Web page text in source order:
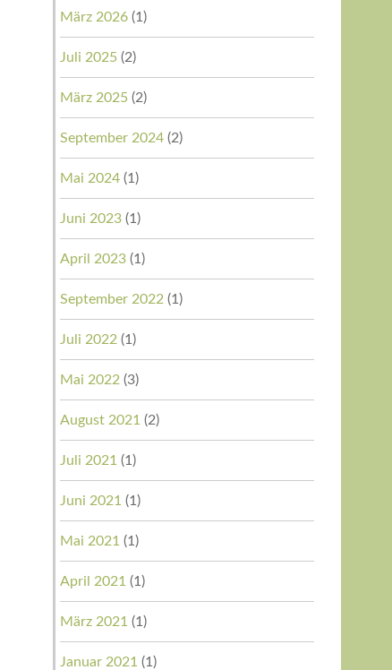
März 2026(1)
Juli 2025(2)
März 2025(2)
September 2024(2)
Mai 2024(1)
Juni 2023(1)
April 2023(1)
September 2022 (1)
Juli 2022 (1)
Mai 2022 (3)
August 2021 (2)
Juli 2021 (1)
Juni 2021 (1)
Mai 2021 (1)
April 2021 (1)
März 2021 (1)
Januar 2021 (1)